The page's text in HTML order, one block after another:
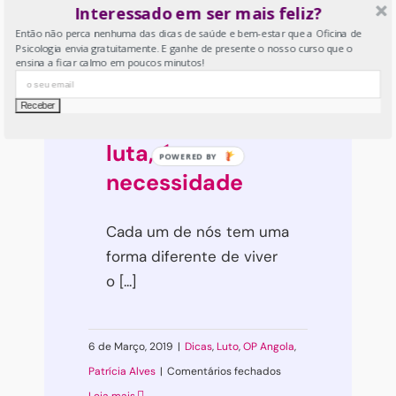
23 de Abril, 2019 | Artigos,Crianças & Pais
Família
OP Angola
Patrícia
Alves | Comentários fechados
criança
pode
ou
não
proteção
luta, é uma
necessidade
Cada um de nós tem uma
forma diferente de viver
o [...]
6 de Março, 2019 | Dicas, Luto,OP Angola,
Patrícia Alves | Comentários fechadosem
Interessado em ser mais feliz?
Então não perca nenhuma das dicas de saúde e bem-estar que a Oficina de
Psicologia envia gratuitamente. E ganhe de presente o nosso curso que o
ensina a ficar calmo em poucos minutos!